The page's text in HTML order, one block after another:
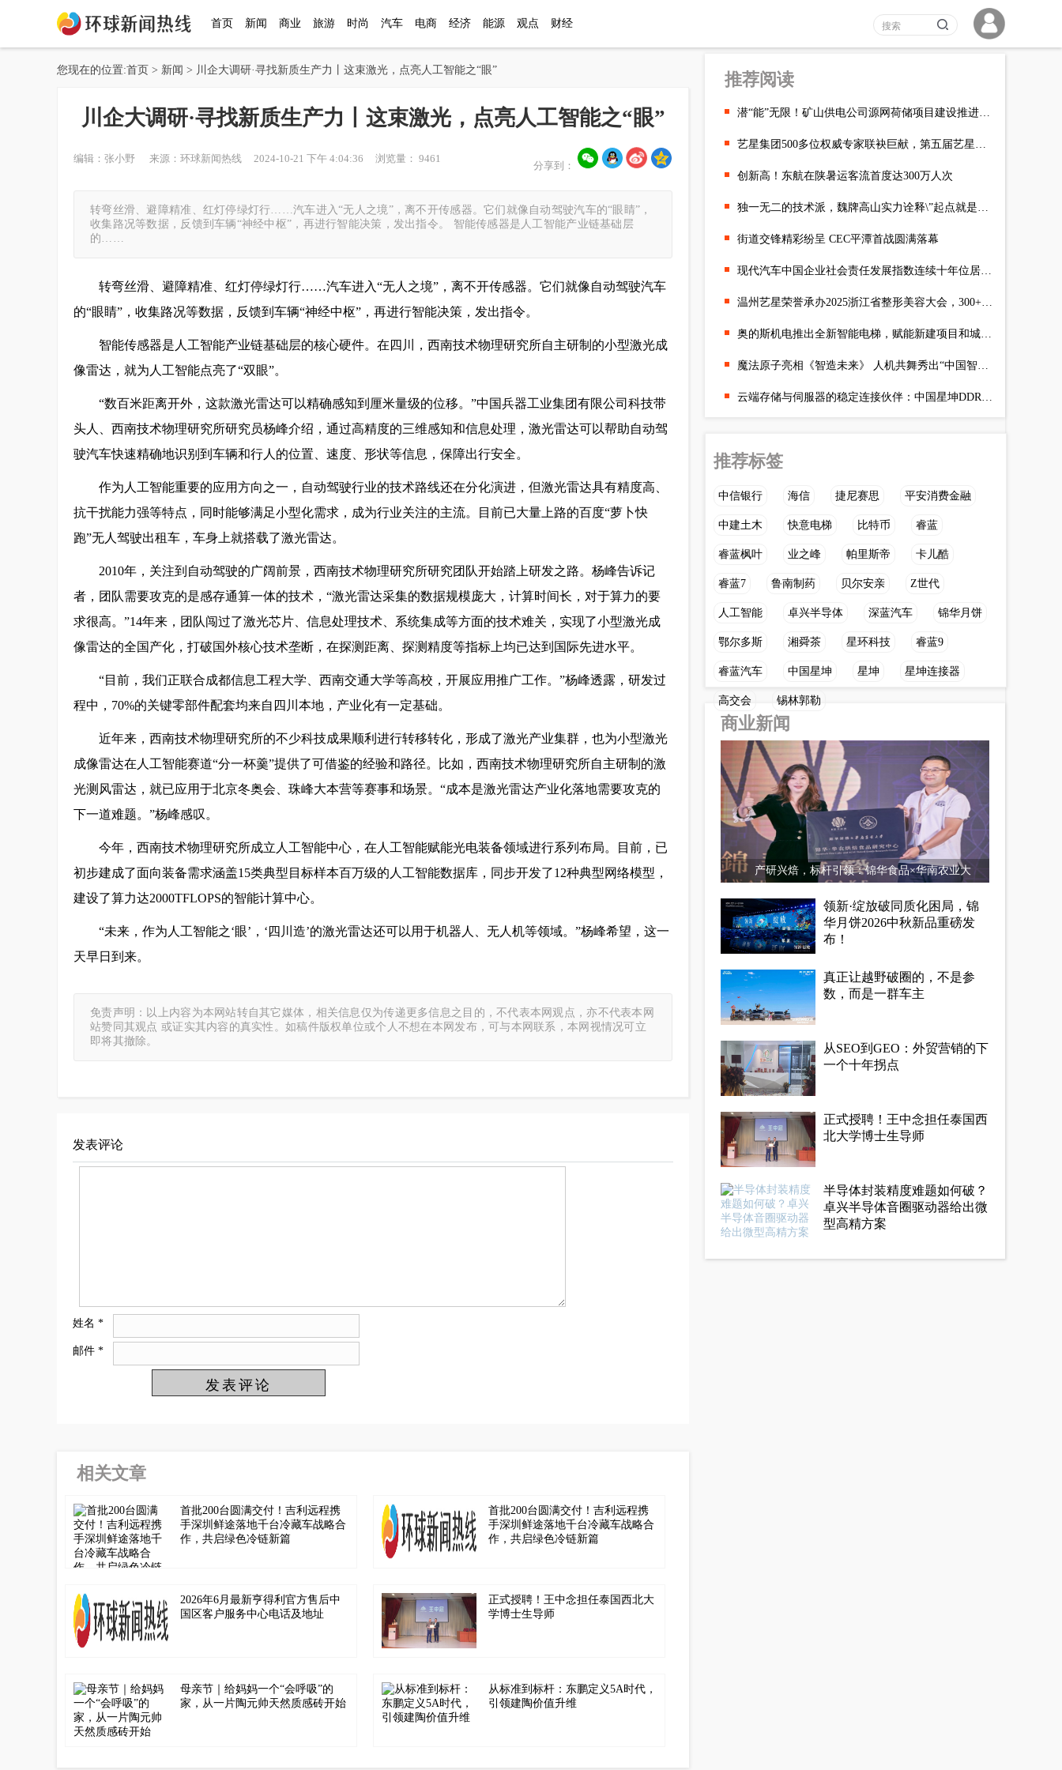
首页 新闻 商业 旅游 时尚 汽车 电商 经济 能源 观点 财经
您现在的位置:首页 > 新闻 > 川企大调研·寻找新质生产力丨这束激光，点亮人工智能之“眼”
川企大调研·寻找新质生产力丨这束激光，点亮人工智能之“眼”
编辑：张小野 来源：环球新闻热线 2024-10-21 下午 4:04:36 浏览量： 9461
分享到：
转弯丝滑、避障精准、红灯停绿灯行……汽车进入“无人之境”，离不开传感器。它们就像自动驾驶汽车的“眼睛”，
收集路况等数据，反馈到车辆“神经中枢”，再进行智能决策，发出指令。 智能传感器是人工智能产业链基础层
的……
转弯丝滑、避障精准、红灯停绿灯行……汽车进入“无人之境”，离不开传感器。它们就像自动驾驶汽车
的“眼睛”，收集路况等数据，反馈到车辆“神经中枢”，再进行智能决策，发出指令。
智能传感器是人工智能产业链基础层的核心硬件。在四川，西南技术物理研究所自主研制的小型激光成
像雷达，就为人工智能点亮了“双眼”。
“数百米距离开外，这款激光雷达可以精确感知到厘米量级的位移。”中国兵器工业集团有限公司科技带
头人、西南技术物理研究所研究员杨峰介绍，通过高精度的三维感知和信息处理，激光雷达可以帮助自动驾
驶汽车快速精确地识别到车辆和行人的位置、速度、形状等信息，保障出行安全。
作为人工智能重要的应用方向之一，自动驾驶行业的技术路线还在分化演进，但激光雷达具有精度高、
抗干扰能力强等特点，同时能够满足小型化需求，成为行业关注的主流。目前已大量上路的百度“萝卜快
跑”无人驾驶出租车，车身上就搭载了激光雷达。
2010年，关注到自动驾驶的广阔前景，西南技术物理研究所研究团队开始踏上研发之路。杨峰告诉记
者，团队需要攻克的是感存通算一体的技术，“激光雷达采集的数据规模庞大，计算时间长，对于算力的要
求很高。”14年来，团队闯过了激光芯片、信息处理技术、系统集成等方面的技术难关，实现了小型激光成
像雷达的全国产化，打破国外核心技术垄断，在探测距离、探测精度等指标上均已达到国际先进水平。
“目前，我们正联合成都信息工程大学、西南交通大学等高校，开展应用推广工作。”杨峰透露，研发过
程中，70%的关键零部件配套均来自四川本地，产业化有一定基础。
近年来，西南技术物理研究所的不少科技成果顺利进行转移转化，形成了激光产业集群，也为小型激光
成像雷达在人工智能赛道“分一杯羹”提供了可借鉴的经验和路径。比如，西南技术物理研究所自主研制的激
光测风雷达，就已应用于北京冬奥会、珠峰大本营等赛事和场景。“成本是激光雷达产业化落地需要攻克的
下一道难题。”杨峰感叹。
今年，西南技术物理研究所成立人工智能中心，在人工智能赋能光电装备领域进行系列布局。目前，已
初步建成了面向装备需求涵盖15类典型目标样本百万级的人工智能数据库，同步开发了12种典型网络模型，
建设了算力达2000TFLOPS的智能计算中心。
“未来，作为人工智能之‘眼’，‘四川造’的激光雷达还可以用于机器人、无人机等领域。”杨峰希望，这一
天早日到来。
免责声明：以上内容为本网站转自其它媒体，相关信息仅为传递更多信息之目的，不代表本网观点，亦不代表本网
站赞同其观点 或证实其内容的真实性。如稿件版权单位或个人不想在本网发布，可与本网联系，本网视情况可立
即将其撤除。
发表评论
姓名 *
邮件 *
相关文章
首批200台圆满交付！吉利远程携
手深圳鲜途落地千台冷藏车战略合
作，共启绿色冷链新篇
首批200台圆满交付！吉利远程携
手深圳鲜途落地千台冷藏车战略合
作，共启绿色冷链新篇
2026年6月最新亨得利官方售后中
国区客户服务中心电话及地址
正式授聘！王中念担任泰国西北大
学博士生导师
母亲节｜给妈妈一个“会呼吸”的
家，从一片陶元帅天然质感砖开始
从标准到标杆：东鹏定义5A时代，
引领建陶价值升维
推荐阅读
潜“能”无限！矿山供电公司源网荷储项目建设推进取得良好进展
艺星集团500多位权威专家联袂巨献，第五届艺星超级品牌日，2025
创新高！东航在陕暑运客流首度达300万人次
独一无二的技术派，魏牌高山实力诠释\”起点就是行业制高点
街道交锋精彩纷呈 CEC平潭首战圆满落幕
现代汽⻋中国企业社会责任发展指数连续十年位居行业第⼀
温州艺星荣誉承办2025浙江省整形美容大会，300+位权威专家齐聚
奥的斯机电推出全新智能电梯，赋能新建项目和城市现代化更新
魔法原子亮相《智造未来》 人机共舞秀出“中国智造”实力
云端存储与伺服器的稳定连接伙伴：中国星坤DDR4 DIP连接器
推荐标签
中信银行 海信 捷尼赛思 平安消费金融
中建土木 快意电梯 比特币 睿蓝
睿蓝枫叶 业之峰 帕里斯帝 卡儿酷
睿蓝7 鲁南制药 贝尔安亲 Z世代
人工智能 卓兴半导体 深蓝汽车 锦华月饼
鄂尔多斯 湘舜茶 星环科技 睿蓝9
睿蓝汽车 中国星坤 星坤 星坤连接器
高交会 锡林郭勒
商业新闻
产研兴焙，标杆引领：锦华食品×华南农业大
领新·绽放破同质化困局，锦
华月饼2026中秋新品重磅发
布！
真正让越野破圈的，不是参
数，而是一群车主
从SEO到GEO：外贸营销的下
一个十年拐点
正式授聘！王中念担任泰国西
北大学博士生导师
半导体封装精度难题如何破？
卓兴半导体音圈驱动器给出微
型高精方案